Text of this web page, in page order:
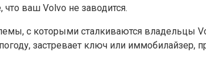
ваш Volvo не заводится.
с которыми сталкиваются владельцы
застревает ключ или иммобилайзер,